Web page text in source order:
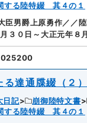
する陸特綴 其４の１
臣男爵上原勇作／／
３０日～大正元年８
達通牒綴（２）
日記 崩御陸特文書
する陸特綴 其４の１